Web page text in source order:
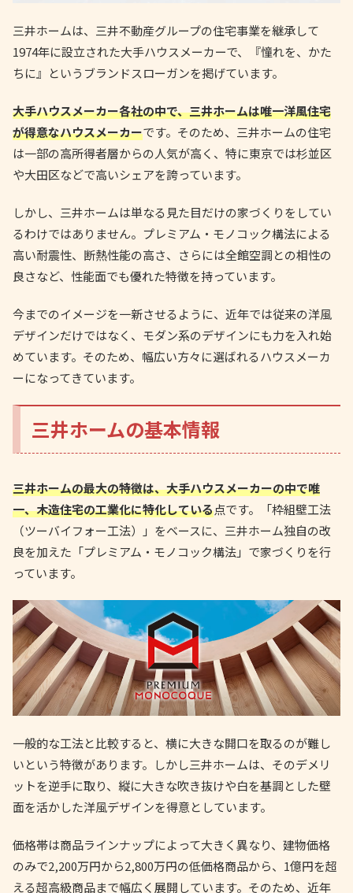
三井ホームは、三井不動産グループの住宅事業を継承して
1974年に設立された大手ハウスメーカーで、『憧れを、かた
ちに』というブランドスローガンを掲げています。
大手ハウスメーカー各社の中で、三井ホームは唯一洋風住宅
が得意なハウスメーカーです。そのため、三井ホームの住宅
は一部の高所得者層からの人気が高く、特に東京では杉並区
や大田区などで高いシェアを誇っています。
しかし、三井ホームは単なる見た目だけの家づくりをしてい
るわけではありません。プレミアム・モノコック構法による
高い耐震性、断熱性能の高さ、さらには全館空調との相性の
良さなど、性能面でも優れた特徴を持っています。
今までのイメージを一新させるように、近年では従来の洋風
デザインだけではなく、モダン系のデザインにも力を入れ始
めています。そのため、幅広い方々に選ばれるハウスメーカ
ーになってきています。
三井ホームの基本情報
三井ホームの最大の特徴は、大手ハウスメーカーの中で唯
一、木造住宅の工業化に特化している点です。「枠組壁工法
（ツーバイフォー工法）」をベースに、三井ホーム独自の改
良を加えた「プレミアム・モノコック構法」で家づくりを行
っています。
一般的な工法と比較すると、横に大きな開口を取るのが難し
いという特徴があります。しかし三井ホームは、そのデメリ
ットを逆手に取り、縦に大きな吹き抜けや白を基調とした壁
面を活かした洋風デザインを得意としています。
価格帯は商品ラインナップによって大きく異なり、建物価格
のみで2,200万円から2,800万円の低価格商品から、1億円を超
える超高級商品まで幅広く展開しています。そのため、近年